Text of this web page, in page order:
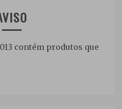
contém produtos que